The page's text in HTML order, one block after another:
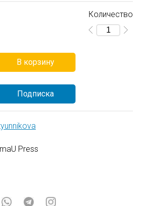
Количество
В корзину
Подписка
Press